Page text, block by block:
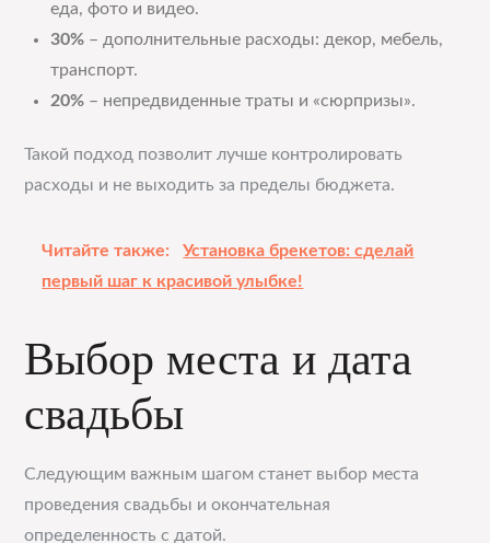
еда, фото и видео.
30% – дополнительные расходы: декор, мебель,
транспорт.
20% – непредвиденные траты и «сюрпризы».
Такой подход позволит лучше контролировать
расходы и не выходить за пределы бюджета.
Читайте также:
Установка брекетов: сделай
первый шаг к красивой улыбке!
Выбор места и дата
свадьбы
Следующим важным шагом станет выбор места
проведения свадьбы и окончательная
определенность с датой.